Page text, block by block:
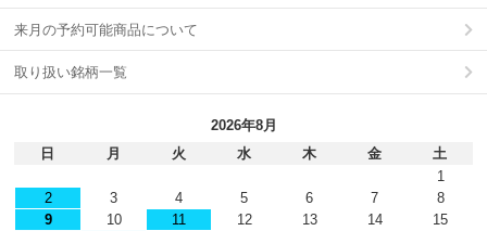
来月の予約可能商品について
取り扱い銘柄一覧
2026年8月
日
月 火 水 木 金
土
1
2
3 4 5 6 7
8
9
10 11 12 13 14
15